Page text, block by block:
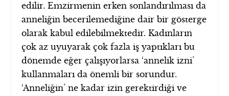
edilir. Emzirmenin erken sonlandırılması da
anneliğin becerilemediğine dair bir gösterge
olarak kabul edilebilmektedir. Kadınların
çok az uyuyarak çok fazla iş yaptıkları bu
dönemde eğer çalışıyorlarsa ‘annelik izni’
kullanmaları da önemli bir sorundur.
‘Anneliğin’ ne kadar izin gerektirdiği ve